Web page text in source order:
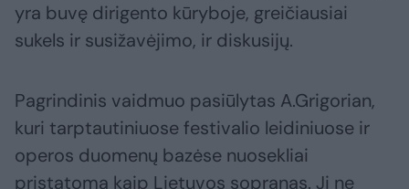
yra buvę dirigento kūryboje, greičiausiai
sukels ir susižavėjimo, ir diskusijų.
Pagrindinis vaidmuo pasiūlytas A.Grigorian,
kuri tarptautiniuose festivalio leidiniuose ir
operos duomenų bazėse nuosekliai
pristatoma kaip Lietuvos sopranas. Ji ne